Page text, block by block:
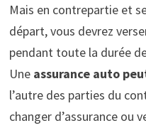
Mais en contrepartie et
départ, vous devrez
pendant toute la durée
Une assurance auto
l’autre des parties du
changer d’assurance ou